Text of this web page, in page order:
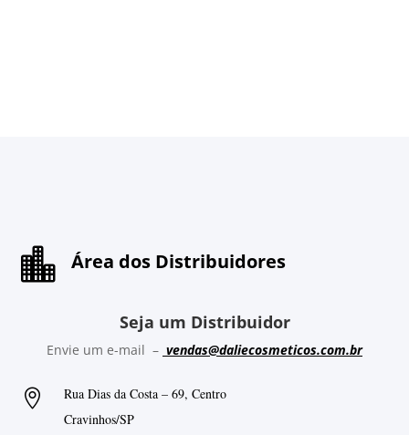
 Área dos Distribuidores
Seja um Distribuidor
Envie um e-mail – vendas@daliecosmeticos.com.br

Rua Dias da Costa – 69, Centro
Cravinhos/SP